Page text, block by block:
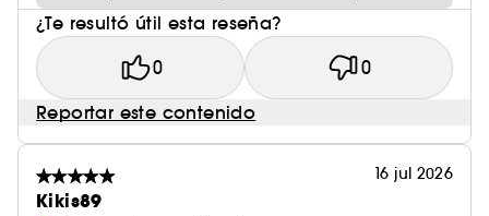
¿Te resultó útil esta reseña?
0 0
Reportar este contenido
16 jul 2026
Kikis89